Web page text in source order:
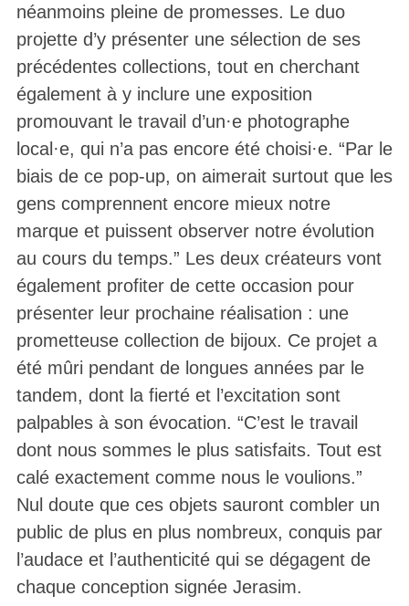
néanmoins pleine de promesses. Le duo
projette d’y présenter une sélection de ses
précédentes collections, tout en cherchant
également à y inclure une exposition
promouvant le travail d’un·e photographe
local·e, qui n’a pas encore été choisi·e. “Par le
biais de ce pop-up, on aimerait surtout que les
gens comprennent encore mieux notre
marque et puissent observer notre évolution
au cours du temps.” Les deux créateurs vont
également profiter de cette occasion pour
présenter leur prochaine réalisation : une
prometteuse collection de bijoux. Ce projet a
été mûri pendant de longues années par le
tandem, dont la fierté et l’excitation sont
palpables à son évocation. “C’est le travail
dont nous sommes le plus satisfaits. Tout est
calé exactement comme nous le voulions.”
Nul doute que ces objets sauront combler un
public de plus en plus nombreux, conquis par
l’audace et l’authenticité qui se dégagent de
chaque conception signée Jerasim.